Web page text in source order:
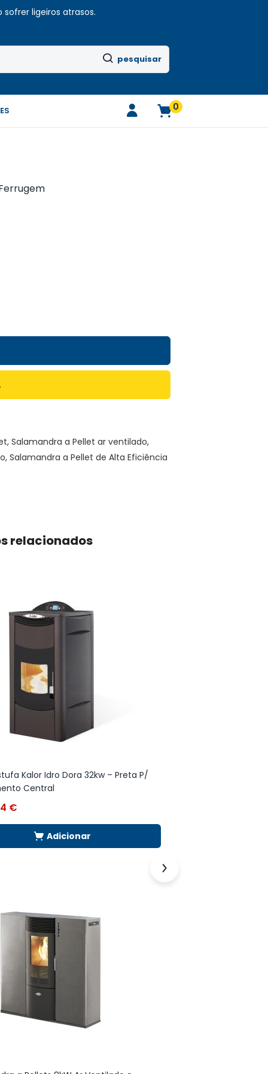
ligeiros atrasos.
pesquisar
0
, Salamandra a Pellet ar ventilado,
, Salamandra a Pellet de Alta Eficiência
relacionados
Kalor Idro Dora 32kw – Preta P/
Central
€
Adicionar